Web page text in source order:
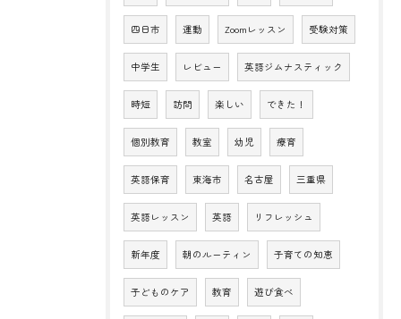
四日市 運動 Zoomレッスン 受験対策
中学生 レビュー 英語ジムナスティック
時短 訪問 楽しい できた！
個別教育 教室 幼児 療育
英語保育 東海市 名古屋 三重県
英語レッスン 英語 リフレッシュ
新年度 朝のルーティン 子育ての知恵
子どものケア 教育 遊び食べ